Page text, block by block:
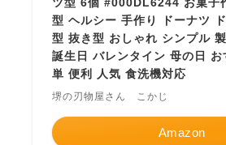
型 ヘルシー 手作り ドーナツ
型 抜き型 おしゃれ シンプル
誕生日 バレンタイン 母の日
単 便利 人気 食洗機対応
堺の刃物屋さん こかじ
Amazon